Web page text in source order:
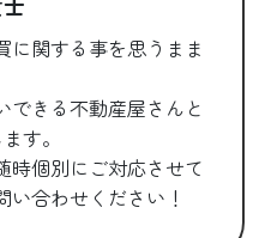
に関する事を思うまま
できる不動産屋さんと
す。
時個別にご対応させて
合わせください！